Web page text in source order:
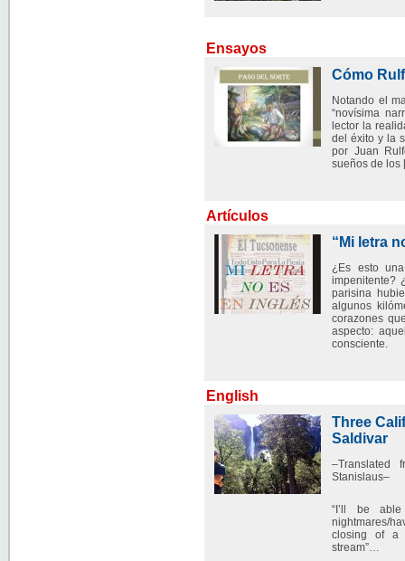
Ensayos
Cómo
Notando el
“novísima
lector la
del éxito y la
por Juan
sueños de
Artículos
“Mi letra
¿Es esto
impenitente?
parisina
algunos
corazones
aspecto:
consciente.
English
Three
Saldivar
–Translated
Stanislaus–
“I’ll be
nightmares/
closing of a
stream”…